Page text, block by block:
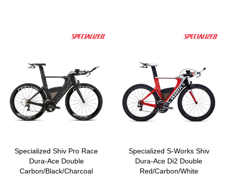
Specialized Shiv Pro Race
Dura-Ace Double
Carbon/Black/Charcoal
Specialized S-Works Shiv
Dura-Ace Di2 Double
Red/Carbon/White